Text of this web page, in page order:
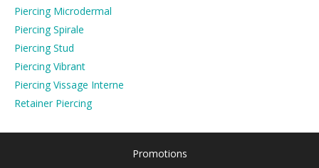
Piercing Microdermal
Piercing Spirale
Piercing Stud
Piercing Vibrant
Piercing Vissage Interne
Retainer Piercing
Promotions